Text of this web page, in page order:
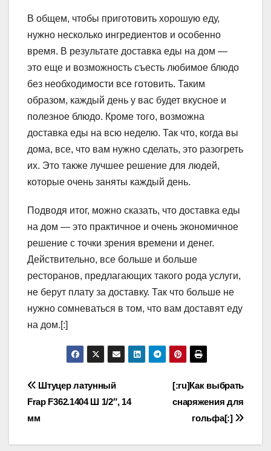
В общем, чтобы приготовить хорошую еду,
нужно несколько ингредиентов и особенно
время. В результате доставка еды на дом —
это еще и возможность съесть любимое блюдо
без необходимости все готовить. Таким
образом, каждый день у вас будет вкусное и
полезное блюдо. Кроме того, возможна
доставка еды на всю неделю. Так что, когда вы
дома, все, что вам нужно сделать, это разогреть
их. Это также лучшее решение для людей,
которые очень заняты каждый день.
Подводя итог, можно сказать, что доставка еды
на дом — это практичное и очень экономичное
решение с точки зрения времени и денег.
Действительно, все больше и больше
ресторанов, предлагающих такого рода услуги,
не берут плату за доставку. Так что больше не
нужно сомневаться в том, что вам доставят еду
на дом.[:]
Навигация
по
записям
[:ru]Как выбрать
снаряжения для
гольфа[:]
Штуцер латунный
Frap F362.1404 Ш 1/2″, 14
мм